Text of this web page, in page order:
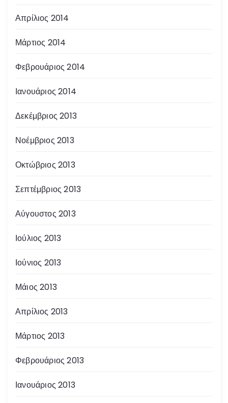
Απρίλιος 2014
Μάρτιος 2014
Φεβρουάριος 2014
Ιανουάριος 2014
Δεκέμβριος 2013
Νοέμβριος 2013
Οκτώβριος 2013
Σεπτέμβριος 2013
Αύγουστος 2013
Ιούλιος 2013
Ιούνιος 2013
Μάιος 2013
Απρίλιος 2013
Μάρτιος 2013
Φεβρουάριος 2013
Ιανουάριος 2013